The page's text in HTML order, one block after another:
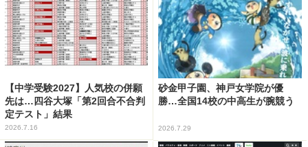
【中学受験2027】人気校の併願
先は…四谷大塚「第2回合不合判
定テスト」結果
2026.7.16
砂金甲子園、神戸女学院が優
勝…全国14校の中高生が腕競う
2026.7.29